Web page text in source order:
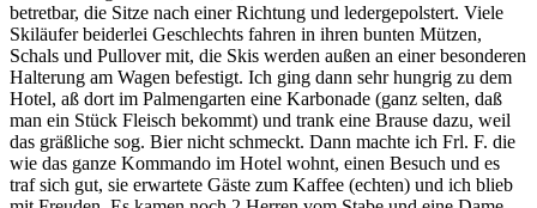
betretbar, die Sitze nach einer Richtung und ledergepolstert. Viele
Skiläufer beiderlei Geschlechts fahren in ihren bunten Mützen,
Schals und Pullover mit, die Skis werden außen an einer besonderen
Halterung am Wagen befestigt. Ich ging dann sehr hungrig zu dem
Hotel, aß dort im Palmengarten eine Karbonade (ganz selten, daß
man ein Stück Fleisch bekommt) und trank eine Brause dazu, weil
das gräßliche sog. Bier nicht schmeckt. Dann machte ich Frl. F. die
wie das ganze Kommando im Hotel wohnt, einen Besuch und es
traf sich gut, sie erwartete Gäste zum Kaffee (echten) und ich blieb